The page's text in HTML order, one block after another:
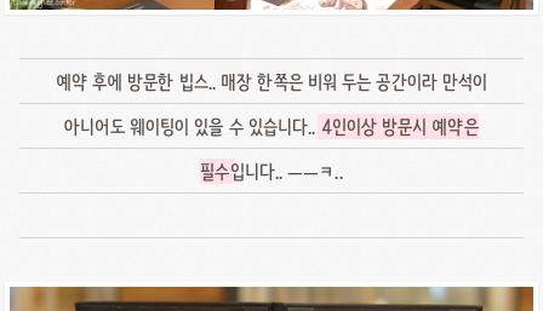
예약 후에 방문한 빕스.. 매장 한쪽은 비워 두는 공간이라 만석이
아니어도 웨이팅이 있을 수 있습니다.. 4인이상 방문시 예약은
필수입니다.. ㅡㅡㅋ..